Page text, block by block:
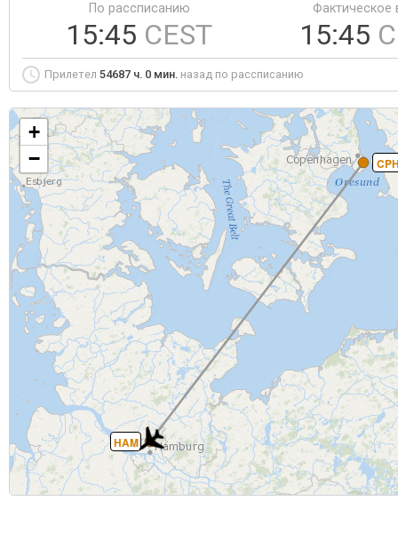
По рассписанию
15:45 CEST
Фактическое
15:45
Прилетел 54687 ч. 0 мин. назад по рассписанию
HAM
+
−